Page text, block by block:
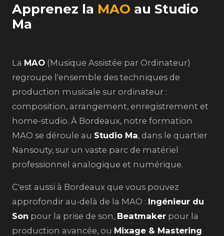
Apprenez la MAO au Studio
Ma
La MAO (Musique Assistée par Ordinateur)
regroupe l'ensemble des techniques de
production musicale sur ordinateur :
composition, arrangement, enregistrement et
home-studio. À Bordeaux, notre formation
MAO se déroule au Studio Ma, dans le quartier
Nansouty, sur un vaste parc de matériel
professionnel analogique et numérique.
C'est aussi à Bordeaux que vous pouvez
approfondir au-delà de la MAO : Ingénieur du
Son pour la prise de son, Beatmaker pour la
production avancée, ou Mixage & Mastering